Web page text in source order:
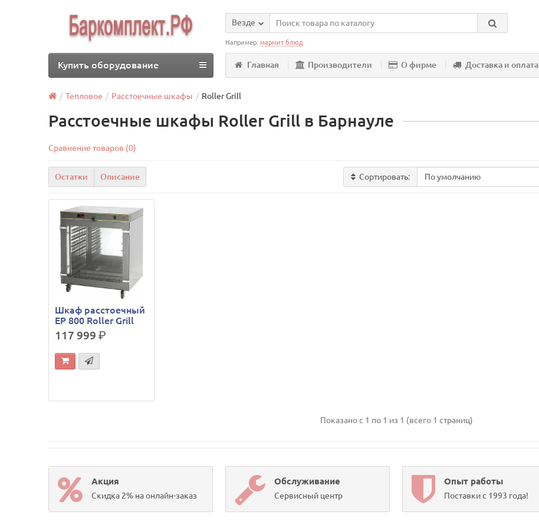
Везде
Например:мармит блюд
Главная Производители О фирме Доставка и оплата
Купить оборудование
Тепловое Расстоечные шкафы Roller Grill
Расстоечные шкафы Roller Grill в Барнауле
Сравнение товаров (0)
Остатки Описание Сортировать:
Шкаф расстоечный
EP 800 Roller Grill
117 999р.
Показано с 1 по 1 из 1 (всего 1 страниц)
Акция
Скидка 2% на онлайн-заказ
Обслуживание
Сервисный центр
Опыт работы
Поставки с 1993 года!